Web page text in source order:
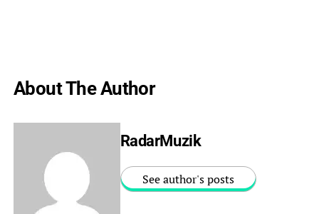
About The Author
RadarMuzik
See author's posts